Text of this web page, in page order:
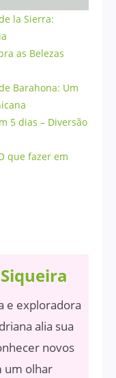
la Sierra:
as Belezas
Barahona: Um
5 dias – Diversão
que fazer em
e exploradora
alia sua
novos
um olhar